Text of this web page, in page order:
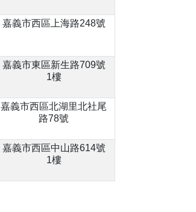
嘉義市西區上海路248號
嘉義市東區新生路709號
1樓
嘉義市西區北湖里北社尾
路78號
嘉義市西區中山路614號
1樓